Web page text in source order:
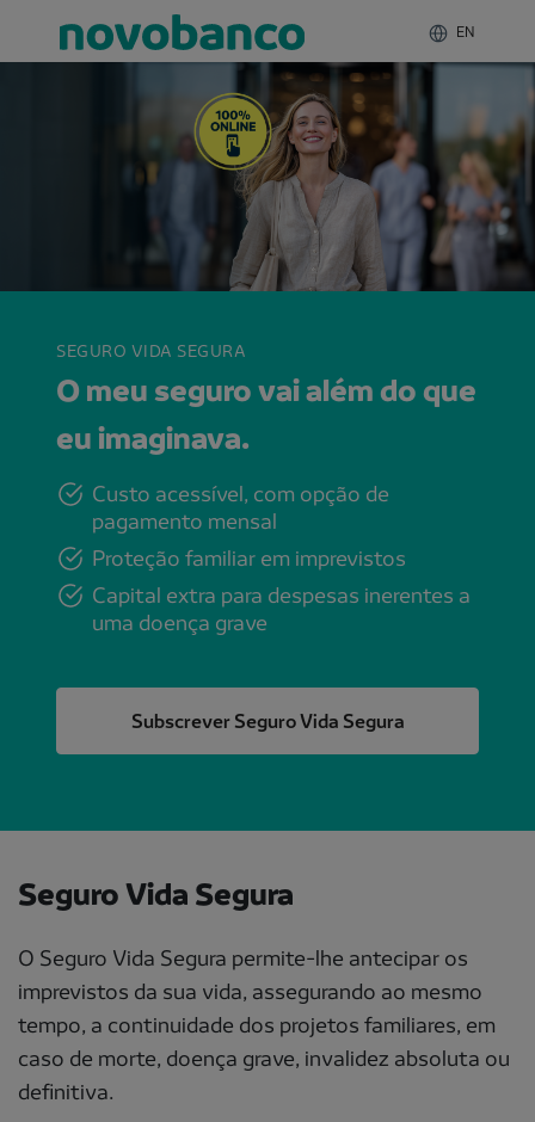
EN
SEGURO VIDA SEGURA
O meu seguro vai além do que
eu imaginava.
Custo acessível, com opção de
pagamento mensal
Proteção familiar em imprevistos
Capital extra para despesas inerentes a
uma doença grave
Subscrever Seguro Vida Segura
Seguro Vida Segura
O Seguro Vida Segura permite-lhe antecipar os
imprevistos da sua vida, assegurando ao mesmo
tempo, a continuidade dos projetos familiares, em
caso de morte, doença grave, invalidez absoluta ou
definitiva.